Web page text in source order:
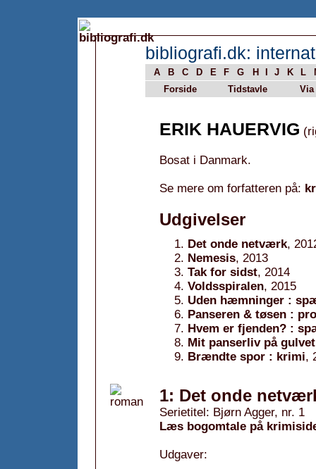
bibliografi.dk:
A B C D E F G H J K L
Forside
Tidstavle Via
ERIK HAUERVIG
Bosat i Danmark.
Se mere om forfatteren på:
Udgivelser
Det onde netværk,
Nemesis, 2013
Tak for sidst, 2014
Voldsspiralen, 2015
Uden hæmninger :
Panseren & tøsen :
Hvem er fjenden? :
Mit panserliv på gulvet
Brændte spor : krimi,
1: Det onde
Serietitel: Bjørn Agger, nr. 1
Læs bogomtale på
Udgaver: